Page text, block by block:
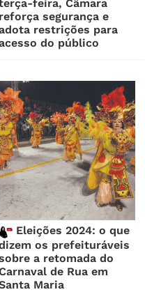
feira, Câmara
reforça segurança e
restrições para
do público
Eleições 2024: o que
os prefeituráveis
a retomada do
de Rua em
Maria